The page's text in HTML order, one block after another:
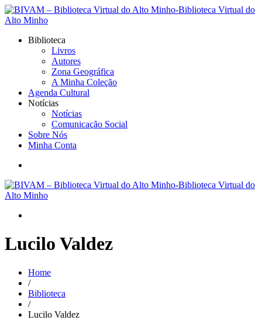
Biblioteca
Livros
Autores
Zona Geográfica
A Minha Coleção
Agenda Cultural
Notícias
Notícias
Comunicação Social
Sobre Nós
Minha Conta
Lucilo Valdez
Home
/
Biblioteca
/
Lucilo Valdez